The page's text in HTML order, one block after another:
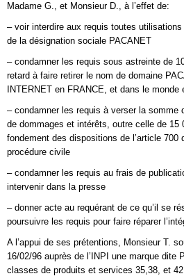
Madame G., et Monsieur D., à l’effet de:
– voir interdire aux requis toutes
de la désignation sociale PACANET
– condamner les requis sous astreinte de
retard à faire retirer le nom de domaine
INTERNET en FRANCE, et dans le monde
– condamner les requis à verser la somme
de dommages et intérêts, outre celle de 15
fondement des dispositions de l’article 700
procédure civile
– condamner les requis au frais de
intervenir dans la presse
– donner acte au requérant de ce qu’il se
poursuivre les requis pour faire réparer
A l’appui de ses prétentions, Monsieur T.
16/02/96 auprès de l’INPI une marque dite
classes de produits et services 35,38, et